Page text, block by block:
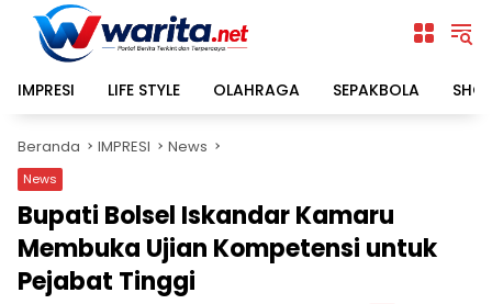
Langsung
konten
IMPRESI
LIFE STYLE OLAHRAGA SEPAKBOLA
Beranda IMPRESI News
News
Bupati Bolsel Iskandar Kamaru
Membuka Ujian Kompetensi untuk
Pejabat Tinggi